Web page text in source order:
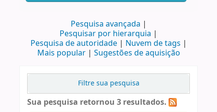
Pesquisa avançada
Pesquisar por hierarquia
Pesquisa de autoridade
Nuvem de tags
Mais popular
Sugestões de aquisição
Filtre sua pesquisa
Sua pesquisa retornou 3 resultados.